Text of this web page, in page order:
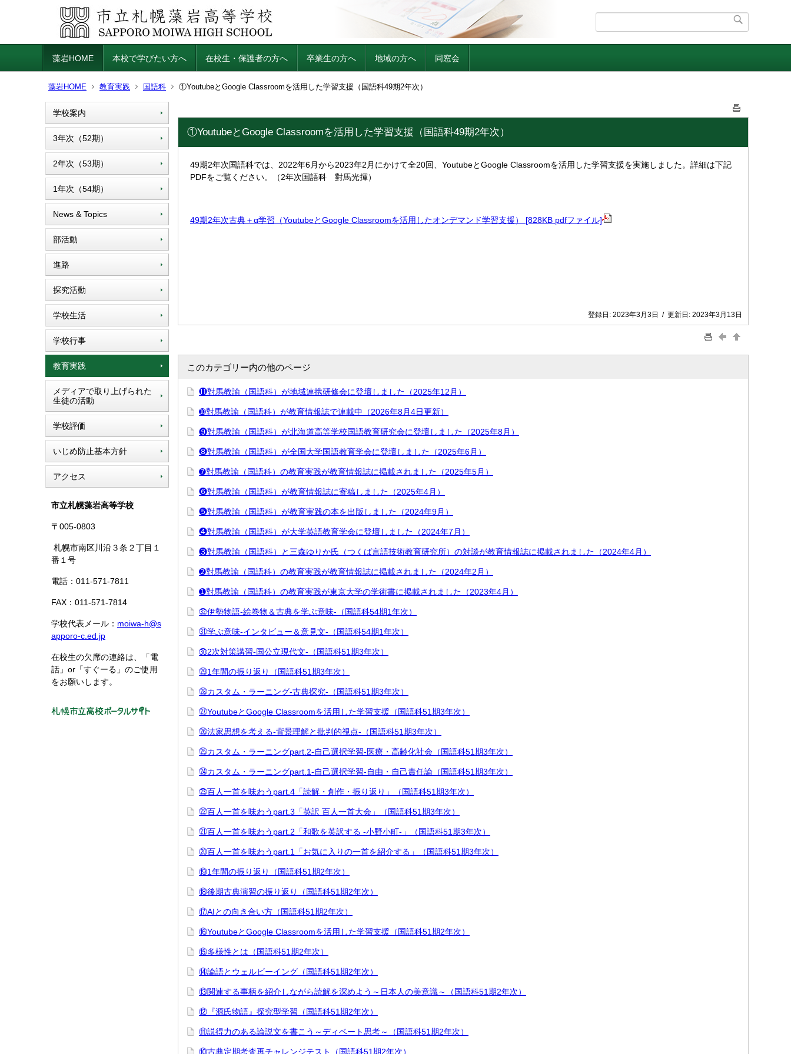
藻岩HOME 本校で学びたい方へ 在校生・保護者の方へ 卒業生の方へ 地域の方へ 同窓会
藻岩HOME 教育実践 国語科 ①YoutubeとGoogle Classroomを活用した学習支援（国語科49期2年次）
学校案内
3年次（52期）
2年次（53期）
1年次（54期）
News & Topics
部活動
進路
探究活動
学校生活
学校行事
教育実践
メディアで取り上げられた
生徒の活動
学校評価
いじめ防止基本方針
アクセス
市立札幌藻岩高等学校
〒005-0803
札幌市南区川沿３条２丁目１
番１号
電話：011-571-7811
FAX：011-571-7814
学校代表メール： moiwa-h@s
apporo-c.ed.jp
在校生の欠席の連絡は、「電
話」or「すぐーる」のご使用
をお願いします。
①YoutubeとGoogle Classroomを活用した学習支援（国語科49期2年次）
49期2年次国語科では、2022年6月から2023年2月にかけて全20回、YoutubeとGoogle Classroomを活用した学習支援を実施しました。詳細は下記
PDFをご覧ください。（2年次国語科 對馬光揮）
49期2年次古典＋α学習（YoutubeとGoogle Classroomを活用したオンデマンド学習支援） [828KB pdfファイル]
登録日: 2023年3月3日 / 更新日: 2023年3月13日
このカテゴリー内の他のページ
⓫對馬教諭（国語科）が地域連携研修会に登壇しました（2025年12月）
➓對馬教諭（国語科）が教育情報誌で連載中（2026年8月4日更新）
❾對馬教諭（国語科）が北海道高等学校国語教育研究会に登壇しました（2025年8月）
❽對馬教諭（国語科）が全国大学国語教育学会に登壇しました（2025年6月）
➐對馬教諭（国語科）の教育実践が教育情報誌に掲載されました（2025年5月）
❻對馬教諭（国語科）が教育情報誌に寄稿しました（2025年4月）
❺對馬教諭（国語科）が教育実践の本を出版しました（2024年9月）
❹對馬教諭（国語科）が大学英語教育学会に登壇しました（2024年7月）
❸對馬教諭（国語科）と三森ゆりか氏（つくば言語技術教育研究所）の対談が教育情報誌に掲載されました（2024年4月）
➋對馬教諭（国語科）の教育実践が教育情報誌に掲載されました（2024年2月）
➊對馬教諭（国語科）の教育実践が東京大学の学術書に掲載されました（2023年4月）
㉜伊勢物語-絵巻物＆古典を学ぶ意味-（国語科54期1年次）
㉛学ぶ意味-インタビュー＆意見文-（国語科54期1年次）
㉚2次対策講習-国公立現代文-（国語科51期3年次）
㉙1年間の振り返り（国語科51期3年次）
㉘カスタム・ラーニング-古典探究-（国語科51期3年次）
㉗YoutubeとGoogle Classroomを活用した学習支援（国語科51期3年次）
㉖法家思想を考える-背景理解と批判的視点-（国語科51期3年次）
㉕カスタム・ラーニングpart.2-自己選択学習-医療・高齢化社会（国語科51期3年次）
㉔カスタム・ラーニングpart.1-自己選択学習-自由・自己責任論（国語科51期3年次）
㉓百人一首を味わうpart.4「読解・創作・振り返り」（国語科51期3年次）
㉒百人一首を味わうpart.3「英訳 百人一首大会」（国語科51期3年次）
㉑百人一首を味わうpart.2「和歌を英訳する -小野小町-」（国語科51期3年次）
⑳百人一首を味わうpart.1「お気に入りの一首を紹介する」（国語科51期3年次）
⑲1年間の振り返り（国語科51期2年次）
⑱後期古典演習の振り返り（国語科51期2年次）
⑰AIとの向き合い方（国語科51期2年次）
⑯YoutubeとGoogle Classroomを活用した学習支援（国語科51期2年次）
⑮多様性とは（国語科51期2年次）
⑭論語とウェルビーイング（国語科51期2年次）
⑬関連する事柄を紹介しながら読解を深めよう～日本人の美意識～（国語科51期2年次）
⑫『源氏物語』探究型学習（国語科51期2年次）
⑪説得力のある論説文を書こう～ディベート思考～（国語科51期2年次）
⑩古典定期考査再チャレンジテスト（国語科51期2年次）